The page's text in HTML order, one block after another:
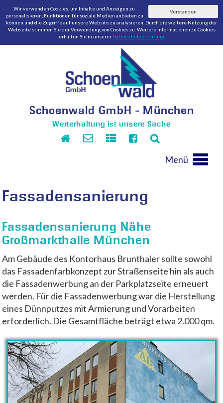
Verstanden
Wir verwenden Cookies, um Inhalte und Anzeigen zu
personalisieren, Funktionen für soziale Medien anbieten zu
können und die Zugriffe auf unsere Website zu analysieren. Durch die weitere Nutzung der
Webseite stimmen Sie der Verwendung von Cookies zu. Weitere Informationen zu Cookies
erhalten Sie in unserer Datenschutzerklärung
Schoenwald GmbH - München
Werterhaltung ist unsere Sache
Menü
Fassadensanierung
Fassadensanierung Nähe
Großmarkthalle München
Am Gebäude des Kontorhaus Brunthaler sollte sowohl
das Fassadenfarbkonzept zur Straßenseite hin als auch
die Fassadenwerbung an der Parkplatzseite erneuert
werden. Für die Fassadenwerbung war die Herstellung
eines Dünnputzes mit Armierung und Vorarbeiten
erforderlich. Die Gesamtfläche beträgt etwa 2.000 qm.